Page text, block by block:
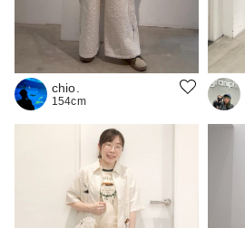
chio.
154cm